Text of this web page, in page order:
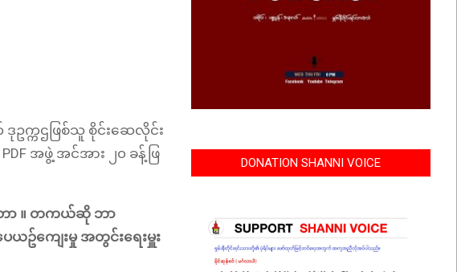
ဥက္ကဌဖြစ်သူ စိုင်းဆေလိုင်း
အဖွဲ့ အင်အား ၂၀ ခန့်ဖြ
းတာ ။ တကယ်ဆို ဘာ
ေယဥ်ကျေးမှု အတွင်းရေးမှူး
DONATION SHANNI VOICE